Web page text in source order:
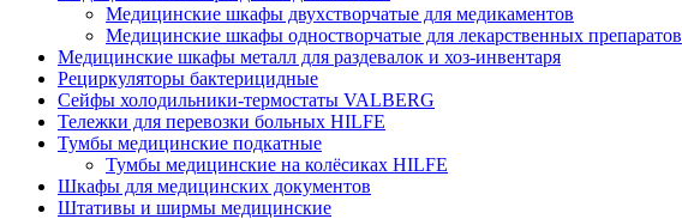
Медицинские шкафы двухстворчатые для медикаментов
Медицинские шкафы одностворчатые для лекарственных препаратов
Медицинские шкафы металл для раздевалок и хоз-инвентаря
Рециркуляторы бактерицидные
Сейфы холодильники-термостаты VALBERG
Тележки для перевозки больных HILFE
Тумбы медицинские подкатные
Тумбы медицинские на колёсиках HILFE
Шкафы для медицинских документов
Штативы и ширмы медицинские